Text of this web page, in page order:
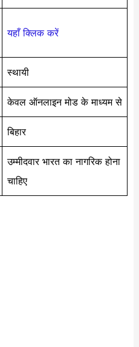
यहाँ क्लिक करें
स्थायी
केवल ऑनलाइन मोड के माध्यम से
बिहार
उम्मीदवार भारत का नागरिक होना
चाहिए